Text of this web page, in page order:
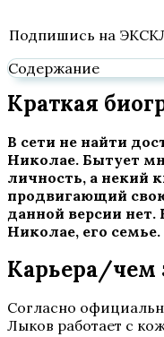
Подпишись на
Содержание
Краткая
В сети не найти
Николае. Бытует
личность, а некий
продвигающий
данной версии нет.
Николае, его семье.
Карьера/чем
Согласно
Лыков работает с